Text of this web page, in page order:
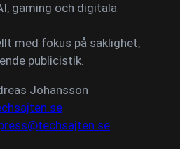
gaming och digitala
med fokus på saklighet,
publicistik.
Johansson